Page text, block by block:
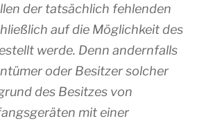
der tatsächlich fehlenden
auf die Möglichkeit des
werde. Denn andernfalls
oder Besitzer solcher
des Besitzes von
mit einer